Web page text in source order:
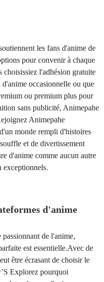
les fans d'anime de
pour convenir à chaque
choisissiez l'adhésion gratuite
occasionnelle ou que
ou premium plus pour
sans publicité, Animepahe
Animepahe
monde rempli d'histoires
et de divertissement
d'anime comme aucun autre
exceptionnels.
d'anime
de l'anime,
est essentielle.Avec de
être écrasant de choisir le
Explorez pourquoi